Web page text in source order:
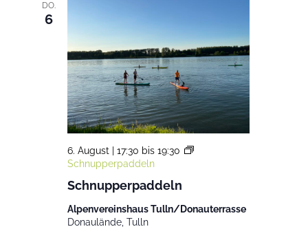
DO.
6
Schnupperpaddeln
6. August | 17:30 bis 19:30
Schnupperpaddeln
Alpenvereinshaus Tulln/Donauterrasse
Donaulände, Tulln